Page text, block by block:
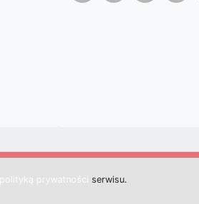
prywatności serwisu.